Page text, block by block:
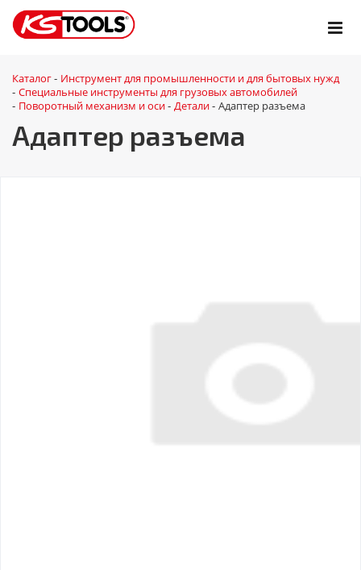
Каталог - Инструмент для промышленности и для бытовых нужд
- Специальные инструменты для грузовых автомобилей
- Поворотный механизм и оси - Детали - Адаптер разъема
Адаптер разъема